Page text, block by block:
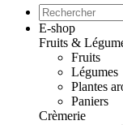
E-shop
Fruits &
Fruits
Légumes
Plantes
Paniers
Crèmerie